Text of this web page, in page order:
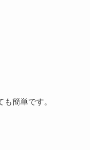
簡単です。